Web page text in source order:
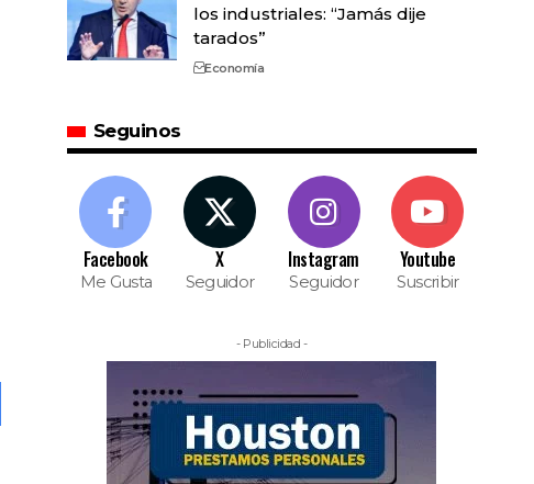
los industriales: “Jamás dije
tarados”
Economía
Seguinos
Facebook
Me Gusta
X
Seguidor
Instagram
Seguidor
Youtube
Suscribir
- Publicidad -